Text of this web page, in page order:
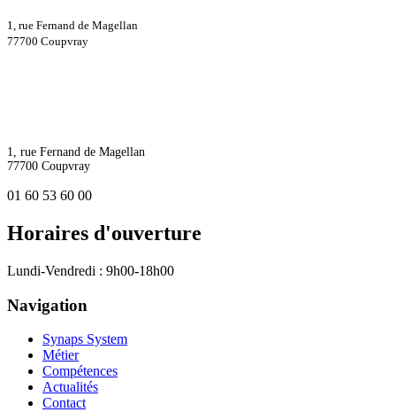
1, rue Fernand de Magellan
77700 Coupvray
1, rue Fernand de Magellan
77700 Coupvray
01 60 53 60 00
Horaires d'ouverture
Lundi-Vendredi : 9h00-18h00
Navigation
Synaps System
Métier
Compétences
Actualités
Contact